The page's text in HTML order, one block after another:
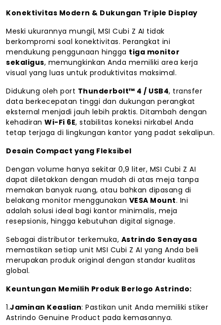
Konektivitas Modern & Dukungan Triple Display
Meski ukurannya mungil, MSI Cubi Z AI tidak
berkompromi soal konektivitas. Perangkat ini
mendukung penggunaan hingga tiga monitor
sekaligus, memungkinkan Anda memiliki area kerja
visual yang luas untuk produktivitas maksimal.
Didukung oleh port Thunderbolt™ 4 / USB4, transfer
data berkecepatan tinggi dan dukungan perangkat
eksternal menjadi jauh lebih praktis. Ditambah dengan
kehadiran Wi-Fi 6E, stabilitas koneksi nirkabel Anda
tetap terjaga di lingkungan kantor yang padat sekalipun.
Desain Compact yang Fleksibel
Dengan volume hanya sekitar 0,9 liter, MSI Cubi Z AI
dapat diletakkan dengan mudah di atas meja tanpa
memakan banyak ruang, atau bahkan dipasang di
belakang monitor menggunakan VESA Mount. Ini
adalah solusi ideal bagi kantor minimalis, meja
resepsionis, hingga kebutuhan digital signage.
Sebagai distributor terkemuka, Astrindo Senayasa
memastikan setiap unit MSI Cubi Z AI yang Anda beli
merupakan produk original dengan standar kualitas
global.
Keuntungan Memilih Produk Berlogo Astrindo:
1.Jaminan Keaslian: Pastikan unit Anda memiliki stiker
Astrindo Genuine Product pada kemasannya.